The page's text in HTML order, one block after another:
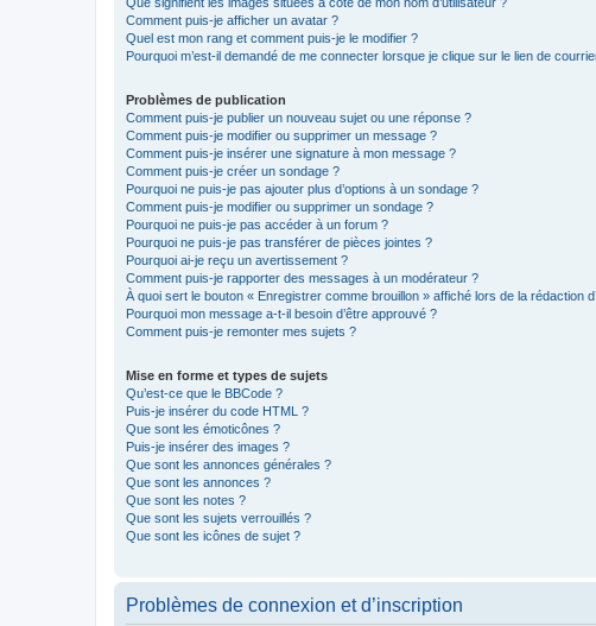
Comment puis-je afficher un avatar ?
Quel est mon rang et comment puis-je le modifier ?
Pourquoi m’est-il demandé de me connecter lorsque je clique sur le lien de
Problèmes de publication
Comment puis-je publier un nouveau sujet ou une réponse ?
Comment puis-je modifier ou supprimer un message ?
Comment puis-je insérer une signature à mon message ?
Comment puis-je créer un sondage ?
Pourquoi ne puis-je pas ajouter plus d’options à un sondage ?
Comment puis-je modifier ou supprimer un sondage ?
Pourquoi ne puis-je pas accéder à un forum ?
Pourquoi ne puis-je pas transférer de pièces jointes ?
Pourquoi ai-je reçu un avertissement ?
Comment puis-je rapporter des messages à un modérateur ?
À quoi sert le bouton « Enregistrer comme brouillon » affiché lors de la rédaction
Pourquoi mon message a-t-il besoin d’être approuvé ?
Comment puis-je remonter mes sujets ?
Mise en forme et types de sujets
Qu’est-ce que le BBCode ?
Puis-je insérer du code HTML ?
Que sont les émoticônes ?
Puis-je insérer des images ?
Que sont les annonces générales ?
Que sont les annonces ?
Que sont les notes ?
Que sont les sujets verrouillés ?
Que sont les icônes de sujet ?
Problèmes de connexion et d’inscription